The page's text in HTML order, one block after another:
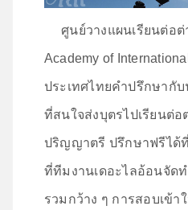
ศูนย์วางแผนเรียนต่อต่
Academy of
ประเทศไทยคำปรึกษากั
ที่สนใจส่งบุตรไปเรียนต่อ
ปริญญาตรี ปรึกษาฟรีได้
ที่ทีมงานเดอะไลอ้อนจัด
รวมกว้าง ๆ การสอบเข้